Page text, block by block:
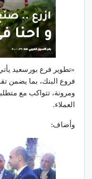
«تطوير فرع بورسعيد
فروع البنك، بما يضمن
ومرونة، تتواكب مع
العملاء.
وأضاف: